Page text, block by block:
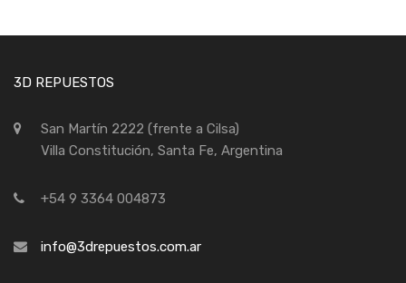
3D REPUESTOS
San Martín 2222 (frente a Cilsa)
Villa Constitución, Santa Fe, Argentina
+54 9 3364 004873
info@3drepuestos.com.ar